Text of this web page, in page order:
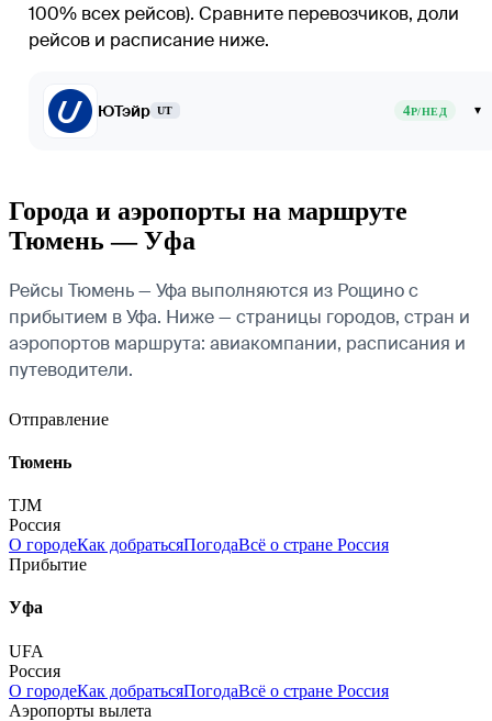
100% всех рейсов). Сравните перевозчиков, доли
рейсов и расписание ниже.
ЮТэйр UT 4Р/НЕД ▾
Города и аэропорты на маршруте
Тюмень — Уфа
Рейсы Тюмень — Уфа выполняются из Рощино с
прибытием в Уфа. Ниже — страницы городов, стран и
аэропортов маршрута: авиакомпании, расписания и
путеводители.
Отправление
Тюмень
TJM
Россия
О городеКак добратьсяПогодаВсё о стране Россия
Прибытие
Уфа
UFA
Россия
О городеКак добратьсяПогодаВсё о стране Россия
Аэропорты вылета